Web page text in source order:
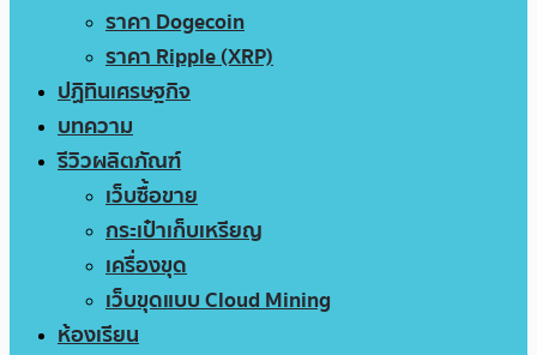
ราคา Dogecoin
ราคา Ripple (XRP)
ปฏิทินเศรษฐกิจ
บทความ
รีวิวผลิตภัณฑ์
เว็บซื้อขาย
กระเป๋าเก็บเหรียญ
เครื่องขุด
เว็บขุดแบบ Cloud Mining
ห้องเรียน